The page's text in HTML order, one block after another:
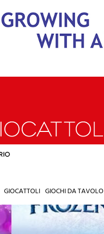
GIOCATTOLI GIOCHI DA TAVOLO